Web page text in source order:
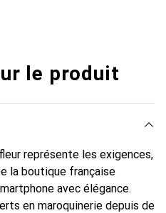
le produit
représente les exigences,
la boutique française
avec élégance.
en maroquinerie depuis de